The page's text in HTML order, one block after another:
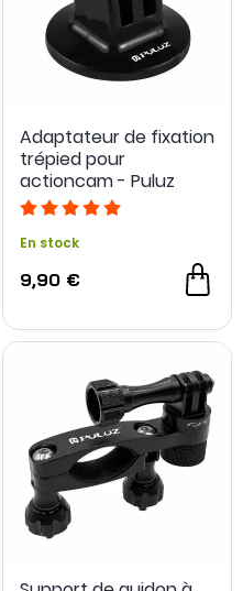
Adaptateur de fixation
trépied pour
actioncam - Puluz
En stock
9,90 €